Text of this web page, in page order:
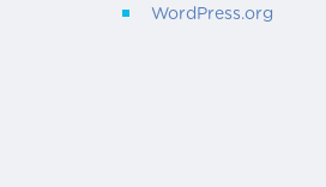
WordPress.org